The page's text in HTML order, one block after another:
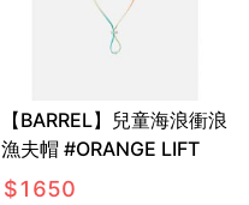
【BARREL】兒童海浪衝浪
漁夫帽 #ORANGE LIFT
$1650